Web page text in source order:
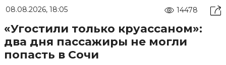
08.08.2026, 18:05 14478
«Угостили только круассаном»:
два дня пассажиры не могли
попасть в Сочи